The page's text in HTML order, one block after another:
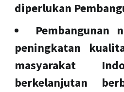
diperlukan
Pembangunan
peningkatan
masyarakat
berkelanjutan